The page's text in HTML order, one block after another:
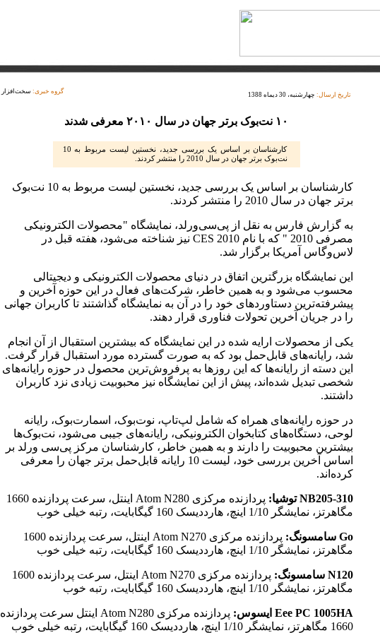
گروه خبری: سخت‌افزار تاریخ ارسال: چهارشنبه، 30 دیماه 1388
۱۰ نت‌بوک برتر جهان در سال ۲۰۱۰ معرفی شدند
کارشناسان بر اساس یک بررسی جدید، نخستین لیست مربوط به 10
نت‌بوک برتر جهان در سال 2010 را منتشر کردند.
کارشناسان بر اساس یک بررسی جدید، نخستین لیست مربوط به 10 نت‌بوک
برتر جهان در سال 2010 را منتشر کردند.
به گزارش فارس به نقل از پی‌سی‌ورلد، نمایشگاه "محصولات الکترونیکی
مصرفی 2010 " که با نام CES 2010 نیز شناخته می‌شود، هفته قبل در
لاس‌وگاس آمریکا برگزار شد.
این نمایشگاه بزرگترین اتفاق در دنیای محصولات الکترونیکی و دیجیتالی
محسوب می‌شود و به همین خاطر، شرکت‌های فعال در این حوزه آخرین و
پیشرفته‌ترین دستاوردهای خود را در آن به نمایشگاه گذاشتند تا کاربران جهانی
را در جریان آخرین تحولات فناوری قرار دهند.
یکی از محصولات ارایه شده در این نمایشگاه که بیشترین استقبال از آن انجام
شد، رایانه‌های قابل‌حمل بود که به صورت گسترده مورد استقبال قرار گرفت.
این دسته از رایانه‌ها که این روزها به پرفروش‌ترین محصول در حوزه رایانه‌های
شخصی تبدیل شده‌اند، پیش از این نمایشگاه نیز محبوبیت زیادی نزد کاربران
داشتند.
در حوزه رایانه‌های همراه که شامل لپ‌تاپ‌، نوت‌بوک‌، اسمارت‌بوک، رایانه
لوحی، دستگاه‌های کتابخوان الکترونیکی، رایانه‌های جیبی می‌شود، نت‌بوک‌ها
بیشترین محبوبیت را دارند و به همین خاطر، کارشناسان مرکز پی‌سی‌ ورلد بر
اساس آخرین بررسی خود، لیست 10 رایانه قابل‌حمل برتر جهان را معرفی
کرده‌اند.
NB205-310 توشیا:
پردازنده مرکزی Atom N280 اینتل، سرعت پردازنده 1660
مگاهرتز، نمایشگر 1/10 اینچ، هارددیسک 160 گیگابایت، رتبه خیلی خوب
Go سامسونگ:
پردازنده مرکزی Atom N270 اینتل، سرعت پردازنده 1600
مگاهرتز، نمایشگر 1/10 اینچ، هارددیسک 160 گیگابایت، رتبه خیلی خوب
N120 سامسونگ:
پردازنده مرکزی Atom N270 اینتل، سرعت پردازنده 1600
مگاهرتز، نمایشگر 1/10 اینچ، هارددیسک 160 گیگابایت، رتبه خوب
Eee PC 1005HA ایسوس:
پردازنده مرکزی Atom N280 اینتل سرعت پردازنده
1660 مگاهرتز، نمایشگر 1/10 اینچ، هارددیسک 160 گیگابایت، رتبه خیلی خوب